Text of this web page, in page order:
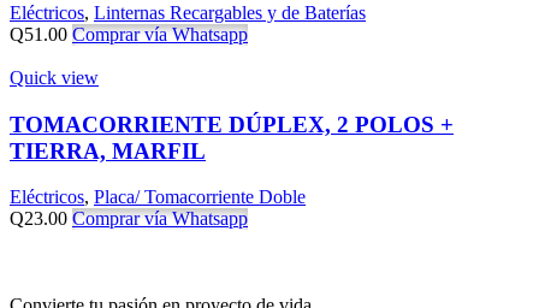
Eléctricos, Linternas Recargables y de Baterías
Q51.00 Comprar vía Whatsapp
Quick view
TOMACORRIENTE DÚPLEX, 2 POLOS +
TIERRA, MARFIL
Eléctricos, Placa/ Tomacorriente Doble
Q23.00 Comprar vía Whatsapp